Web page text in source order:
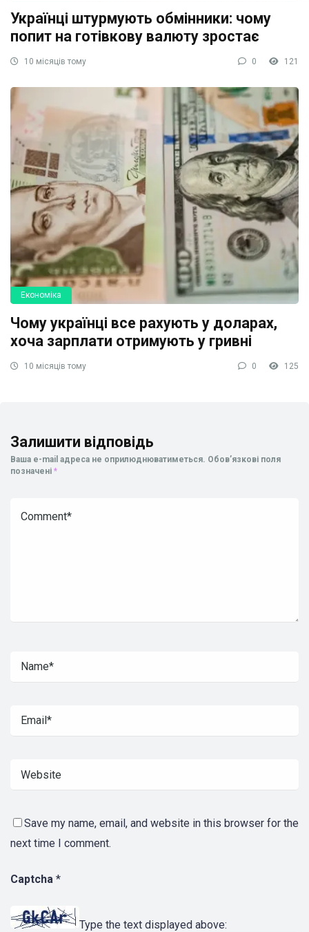
Українці штурмують обмінники: чому
попит на готівкову валюту зростає
10 місяців тому 0 121
Економіка
Чому українці все рахують у доларах,
хоча зарплати отримують у гривні
10 місяців тому 0 125
Залишити відповідь
Ваша e-mail адреса не оприлюднюватиметься. Обов’язкові поля
позначені *
Save my name, email, and website in this browser for the
next time I comment.
Captcha *
Type the text displayed above: